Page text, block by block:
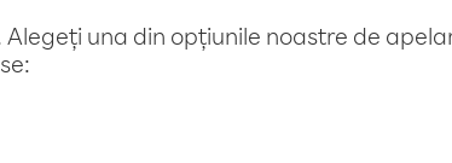
una din opțiunile noastre de